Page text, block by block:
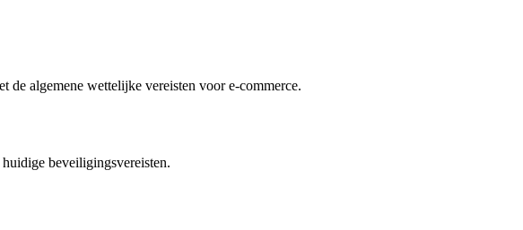
algemene wettelijke vereisten voor e-commerce.
beveiligingsvereisten.